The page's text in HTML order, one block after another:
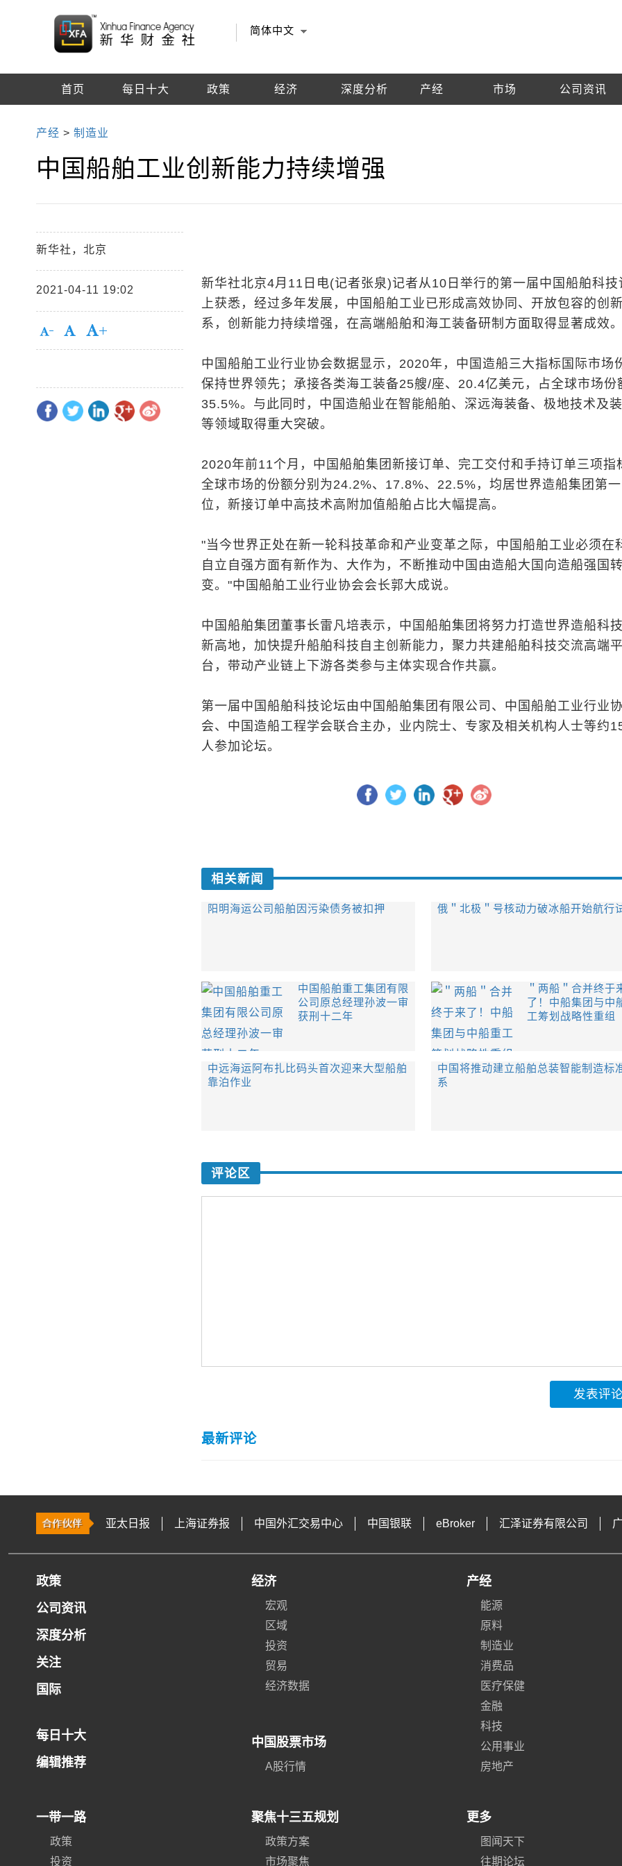
简体中文
首页 每日十大 政策 经济 深度分析 产经 市场 公司资讯
产经 >制造业
中国船舶工业创新能力持续增强
新华社，北京
2021-04-11 19:02
新华社北京4月11日电(记者张泉)记者从10日举行的第一届中国船舶科技
上获悉，经过多年发展，中国船舶工业已形成高效协同、开放包容的创
系，创新能力持续增强，在高端船舶和海工装备研制方面取得显著成效。
中国船舶工业行业协会数据显示，2020年，中国造船三大指标国际市场
保持世界领先；承接各类海工装备25艘/座、20.4亿美元，占全球市场份
35.5%。与此同时，中国造船业在智能船舶、深远海装备、极地技术及
等领域取得重大突破。
2020年前11个月，中国船舶集团新接订单、完工交付和手持订单三项指
全球市场的份额分别为24.2%、17.8%、22.5%，均居世界造船集团第一
位，新接订单中高技术高附加值船舶占比大幅提高。
"当今世界正处在新一轮科技革命和产业变革之际，中国船舶工业必须在
自立自强方面有新作为、大作为，不断推动中国由造船大国向造船强国转
变。"中国船舶工业行业协会会长郭大成说。
中国船舶集团董事长雷凡培表示，中国船舶集团将努力打造世界造船科技
新高地，加快提升船舶科技自主创新能力，聚力共建船舶科技交流高端平
台，带动产业链上下游各类参与主体实现合作共赢。
第一届中国船舶科技论坛由中国船舶集团有限公司、中国船舶工业行业协
会、中国造船工程学会联合主办，业内院士、专家及相关机构人士等约
人参加论坛。
相关新闻
阳明海运公司船舶因污染债务被扣押 俄＂北极＂号核动力破冰船开始航行
中国船舶重工集团有限
公司原总经理孙波一审
获刑十二年
＂两船＂合并终于
了！中船集团与中
工筹划战略性重组
中远海运阿布扎比码头首次迎来大型船舶
靠泊作业
中国将推动建立船舶总装智能制造标
系
评论区
发表评论
最新评论
亚太日报 上海证券报 中国外汇交易中心 中国银联 eBroker 汇泽证券有限公司
政策
公司资讯
深度分析
关注
国际
每日十大
编辑推荐
经济
宏观
区域
投资
贸易
经济数据
中国股票市场
A股行情
产经
能源
原料
制造业
消费品
医疗保健
金融
科技
公用事业
房地产
一带一路
政策
投资
聚焦十三五规划
政策方案
市场聚焦
更多
图闻天下
往期论坛